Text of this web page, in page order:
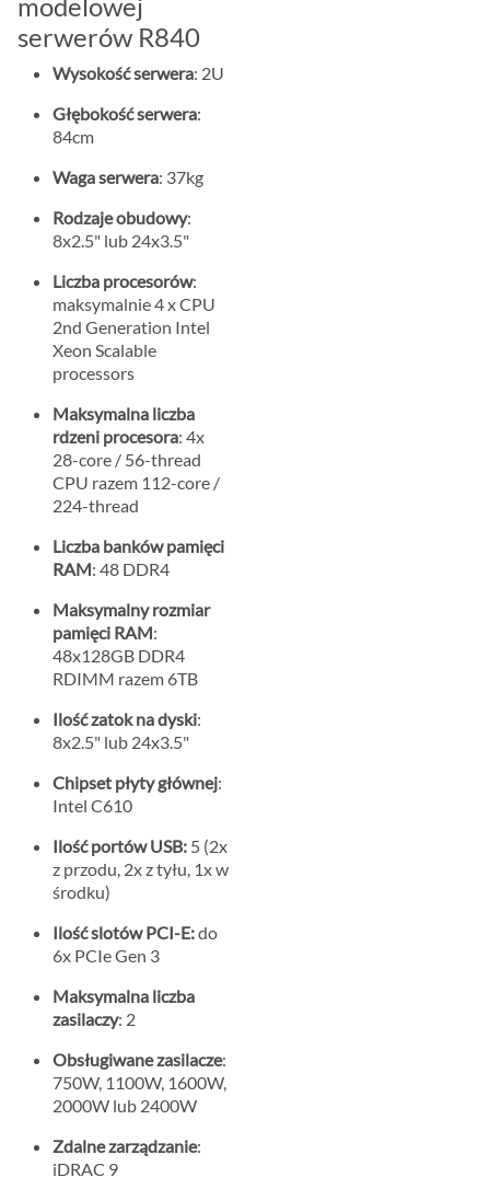
serwerów R840
Wysokość serwera: 2U
Głębokość serwera:
84cm
Waga serwera: 37kg
Rodzaje obudowy:
8x2.5" lub 24x3.5"
Liczba procesorów:
maksymalnie 4 x CPU
2nd Generation Intel
Xeon Scalable
processors
Maksymalna liczba
rdzeni procesora: 4x
28-core / 56-thread
CPU razem 112-core /
224-thread
Liczba banków pamięci
RAM: 48 DDR4
Maksymalny rozmiar
pamięci RAM:
48x128GB DDR4
RDIMM razem 6TB
Ilość zatok na dyski:
8x2.5" lub 24x3.5"
Chipset płyty głównej:
Intel C610
Ilość portów USB: 5 (2x
z przodu, 2x z tyłu, 1x w
środku)
Ilość slotów PCI-E:do
6x PCIe Gen 3
Maksymalna liczba
zasilaczy: 2
Obsługiwane zasilacze:
750W, 1100W, 1600W,
2000W lub 2400W
Zdalne zarządzanie:
iDRAC 9